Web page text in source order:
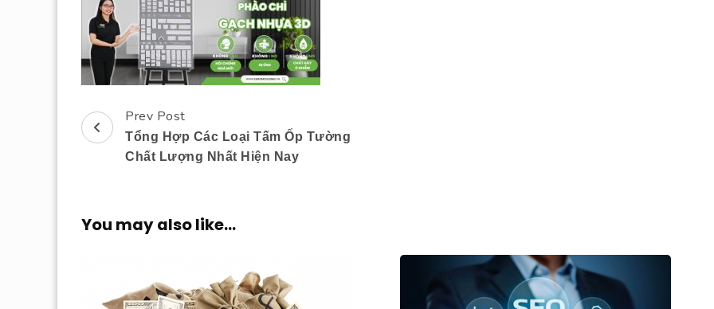
Post
Navigation
Prev Post
Tổng Hợp Các Loại Tấm Ốp Tường
Chất Lượng Nhất Hiện Nay
You may also like...